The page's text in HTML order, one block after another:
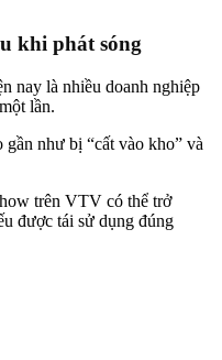
khi phát sóng
nay là nhiều doanh nghiệp
lần.
như bị “cất vào kho” và
trên VTV có thể trở
được tái sử dụng đúng